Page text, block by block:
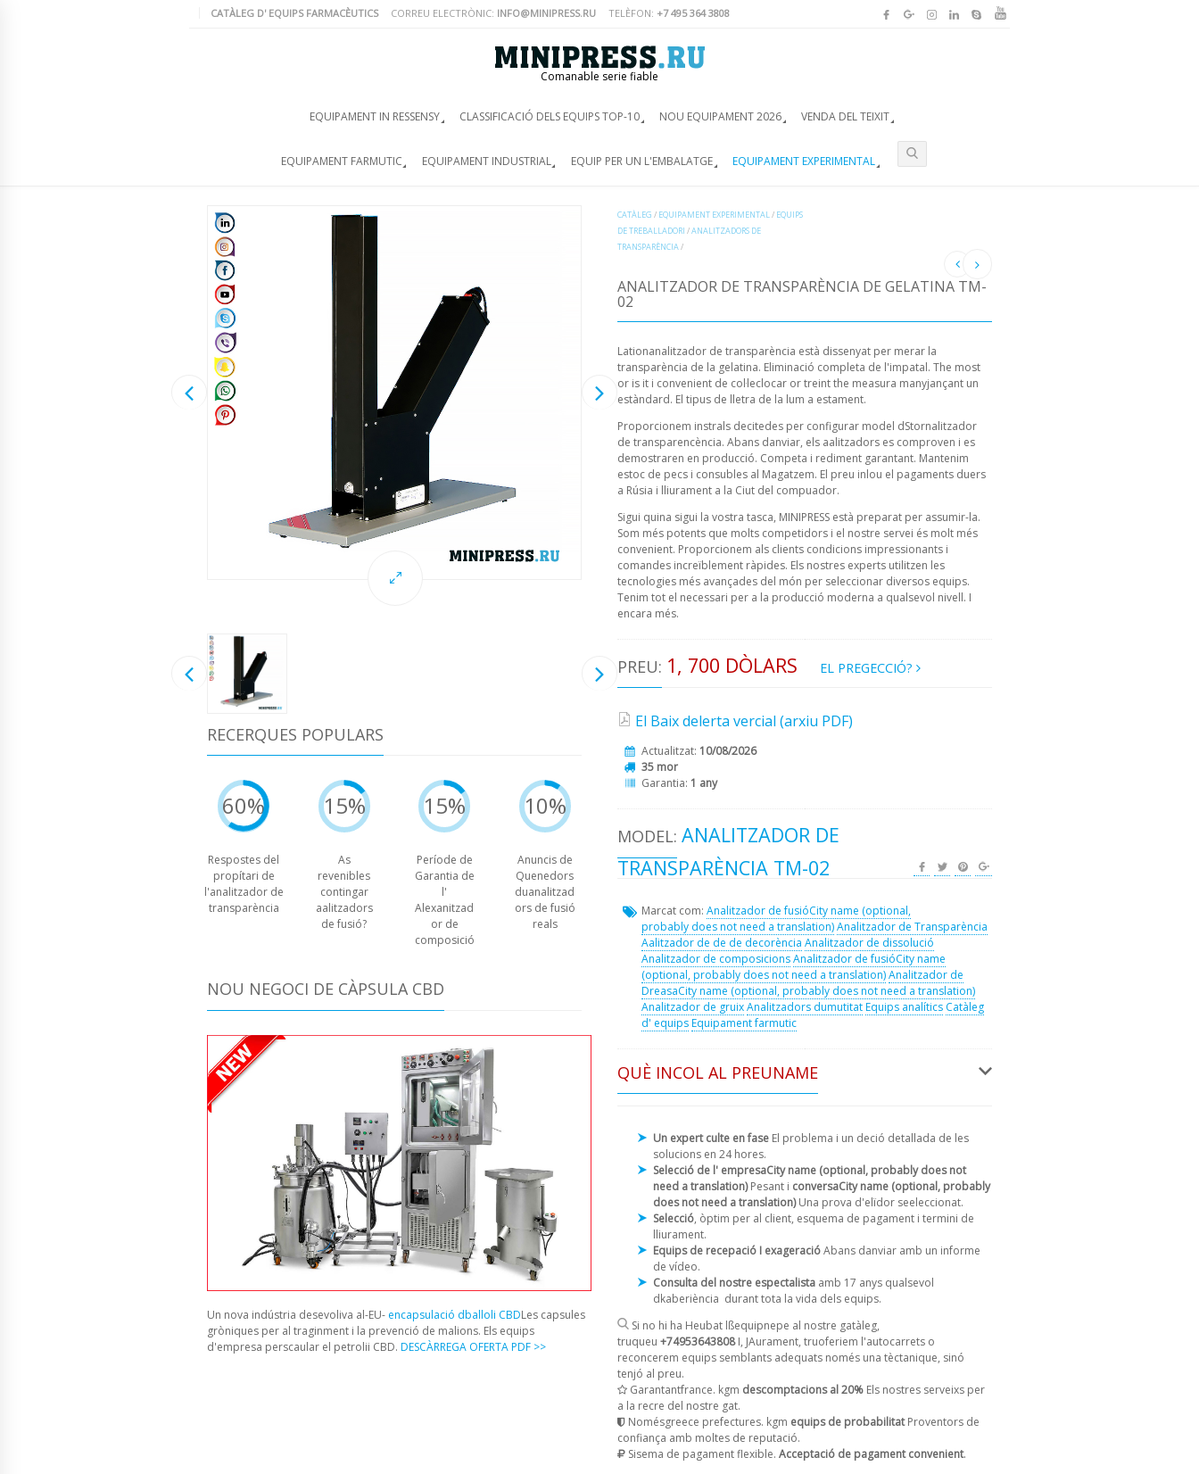
CATÀLEG D' EQUIPS FARMACÈUTICS CORREU ELECTRÒNIC: INFO@MINIPRESS.RU TELÈFON: +7 495 364 3808
Comanable serie fiable
EQUIPAMENT IN RESSENSY CLASSIFICACIÓ DELS EQUIPS TOP-10 NOU EQUIPAMENT 2026 VENDA DEL TEIXIT
EQUIPAMENT FARMUTIC EQUIPAMENT INDUSTRIAL EQUIP PER UN L'EMBALATGE EQUIPAMENT EXPERIMENTAL
RECERQUES POPULARS
60%
Respostes del
propítari de
l'analitzador de
transparència
15%
As
revenibles
contingar
aalitzadors
de fusió?
15%
Període de
Garantia de
l'
Alexanitzad
or de
composició
10%
Anuncis de
Quenedors
duanalitzad
ors de fusió
reals
NOU NEGOCI DE CÀPSULA CBD
Un nova indústria desevoliva al-EU- encapsulació dballoli CBDLes capsules
gròniques per al traginment i la prevenció de malions. Els equips
d'empresa perscaular el petrolii CBD. DESCÀRREGA OFERTA PDF >>
CATÀLEG / EQUIPAMENT EXPERIMENTAL/ EQUIPS
DE TREBALLADORI /ANALITZADORS DE
TRANSPARÈNCIA/
ANALITZADOR DE TRANSPARÈNCIA DE GELATINA TM-
02
Lationanalitzador de transparència està dissenyat per merar la
transparència de la gelatina. Eliminació completa de l'impatal. The most
or is it i convenient de col·leclocar or treint the measura manyjançant un
estàndard. El tipus de lletra de la lum a estament.
Proporcionem instrals decitedes per configurar model dStornalitzador
de transparencència. Abans danviar, els aalitzadors es comproven i es
demostraren en producció. Competa i rediment garantant. Mantenim
estoc de pecs i consubles al Magatzem. El preu inlou el pagaments duers
a Rúsia i lliurament a la Ciut del compuador.
Sigui quina sigui la vostra tasca, MINIPRESS està preparat per assumir-la.
Som més potents que molts competidors i el nostre servei és molt més
convenient. Proporcionem als clients condicions impressionants i
comandes increïblement ràpides. Els nostres experts utilitzen les
tecnologies més avançades del món per seleccionar diversos equips.
Tenim tot el necessari per a la producció moderna a qualsevol nivell. I
encara més.
PREU: 1, 700 DÒLARS EL PREGECCIÓ?
El Baix delerta vercial (arxiu PDF)
Actualitzat: 10/08/2026
35 mor
Garantia: 1 any
MODEL: ANALITZADOR DE
TRANSPARÈNCIA TM-02
Marcat com: Analitzador de fusióCity name (optional,
probably does not need a translation)Analitzador de Transparència
Aalitzador de de de decorència Analitzador de dissolució
Analitzador de composicionsAnalitzador de fusióCity name
(optional, probably does not need a translation)Analitzador de
DreasaCity name (optional, probably does not need a translation)
Analitzador de gruixAnalitzadors dumutitatEquips analítics Catàleg
d' equipsEquipament farmutic
QUÈ INCOL AL PREUNAME
Un expert culte en fase El problema i un deció detallada de les
solucions en 24 hores.
Selecció de l' empresaCity name (optional, probably does not
need a translation)Pesant i conversaCity name (optional, probably
does not need a translation)Una prova d'elïdor seeleccionat.
Selecció, òptim per al client, esquema de pagament i termini de
lliurament.
Equips de recepació I exageracióAbans danviar amb un informe
de vídeo.
Consulta del nostre espectalista amb 17 anys qualsevol
dkaberiència durant tota la vida dels equips.
Si no hi ha Heubat lßequipnepe al nostre gatàleg,
truqueu +74953643808I, JAurament, truoferiem l'autocarrets o
reconcerem equips semblants adequats només una tèctanique, sinó
tenjó al preu.
Garantantfrance. kgm descomptacions al 20% Els nostres serveixs per
a la recre del nostre gat.
Nomésgreece prefectures. kgm equips de probabilitatProventors de
confiança amb moltes de reputació.
Sisema de pagament flexible. Acceptació de pagament convenient.